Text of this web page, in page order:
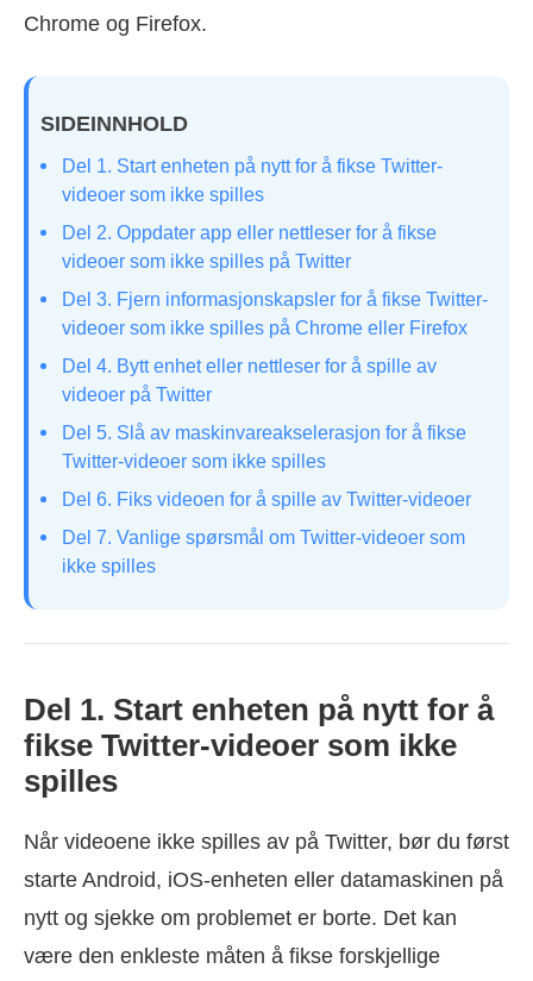
Chrome og Firefox.
SIDEINNHOLD
Del 1. Start enheten på nytt for å fikse Twitter-
videoer som ikke spilles
Del 2. Oppdater app eller nettleser for å fikse
videoer som ikke spilles på Twitter
Del 3. Fjern informasjonskapsler for å fikse Twitter-
videoer som ikke spilles på Chrome eller Firefox
Del 4. Bytt enhet eller nettleser for å spille av
videoer på Twitter
Del 5. Slå av maskinvareakselerasjon for å fikse
Twitter-videoer som ikke spilles
Del 6. Fiks videoen for å spille av Twitter-videoer
Del 7. Vanlige spørsmål om Twitter-videoer som
ikke spilles
Del 1. Start enheten på nytt for å
fikse Twitter-videoer som ikke
spilles
Når videoene ikke spilles av på Twitter, bør du først
starte Android, iOS-enheten eller datamaskinen på
nytt og sjekke om problemet er borte. Det kan
være den enkleste måten å fikse forskjellige